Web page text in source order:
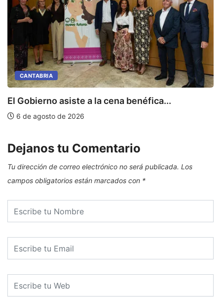
CANTABRIA
El Gobierno asiste a la cena benéfica...
6 de agosto de 2026
Dejanos tu Comentario
Tu dirección de correo electrónico no será publicada. Los
campos obligatorios están marcados con *